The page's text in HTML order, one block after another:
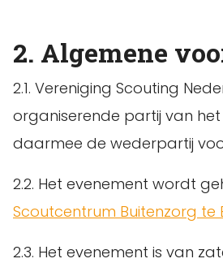
2. Algemene
2.1. Vereniging Scouting
organiserende partij van het
daarmee de wederpartij
2.2. Het evenement wordt
Scoutcentrum Buitenzorg te
2.3. Het evenement is van